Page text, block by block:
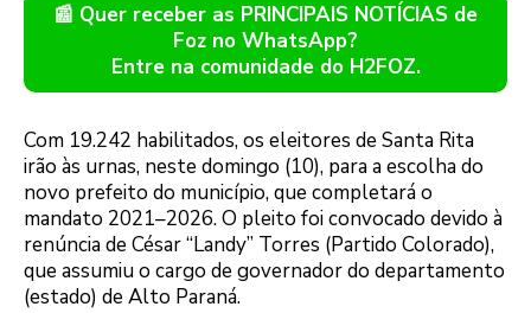
📰 Quer receber as PRINCIPAIS NOTÍCIAS de
Foz no WhatsApp?
Entre na comunidade do H2FOZ.
Com 19.242 habilitados, os eleitores de Santa Rita
irão às urnas, neste domingo (10), para a escolha do
novo prefeito do município, que completará o
mandato 2021–2026. O pleito foi convocado devido à
renúncia de César “Landy” Torres (Partido Colorado),
que assumiu o cargo de governador do departamento
(estado) de Alto Paraná.